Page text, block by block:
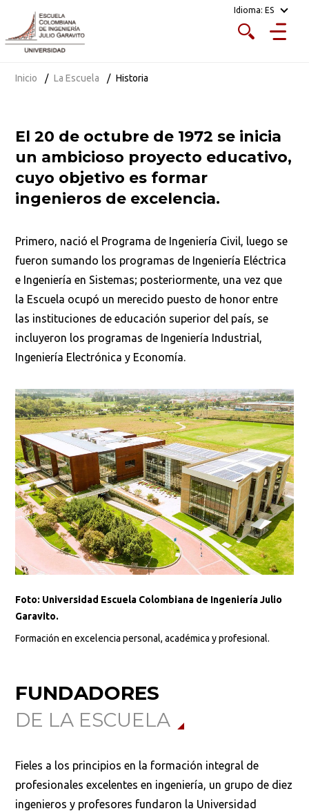
Idioma: ES
Inicio La Escuela Historia
El 20 de octubre de 1972 se inicia
un ambicioso proyecto educativo,
cuyo objetivo es formar
ingenieros de excelencia.
Primero, nació el Programa de Ingeniería Civil, luego se
fueron sumando los programas de Ingeniería Eléctrica
e Ingeniería en Sistemas; posteriormente, una vez que
la Escuela ocupó un merecido puesto de honor entre
las instituciones de educación superior del país, se
incluyeron los programas de Ingeniería Industrial,
Ingeniería Electrónica y Economía.
Foto: Universidad Escuela Colombiana de Ingeniería Julio
Garavito.
Formación en excelencia personal, académica y profesional.
FUNDADORES
DE LA ESCUELA
Fieles a los principios en la formación integral de
profesionales excelentes en ingeniería, un grupo de diez
ingenieros y profesores fundaron la Universidad